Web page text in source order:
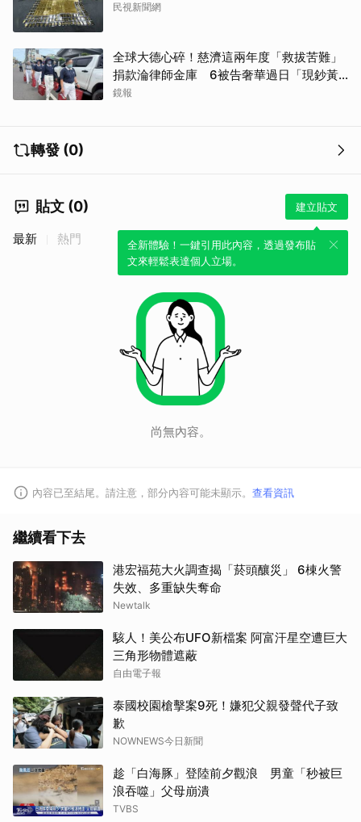
民視新聞網
全球大德心碎！慈濟這兩年度「救拔苦難」
捐款淪律師金庫 6被告奢華過日「現鈔黃
金淹腳目」
鏡報
轉發 (0)
貼文 (0) 建立貼文
全新體驗！一鍵引用此內容，透過發布貼
文來輕鬆表達個人立場。
最新 熱門
尚無內容。
內容已至結尾。請注意，部分內容可能未顯示。 查看資訊
繼續看下去
港宏福苑大火調查揭「菸頭釀災」 6棟火警
失效、多重缺失奪命
Newtalk
駭人！美公布UFO新檔案 阿富汗星空遭巨大
三角形物體遮蔽
自由電子報
泰國校園槍擊案9死！嫌犯父親發聲代子致
歉
NOWNEWS今日新聞
趁「白海豚」登陸前夕觀浪 男童「秒被巨
浪吞噬」父母崩潰
TVBS
取消